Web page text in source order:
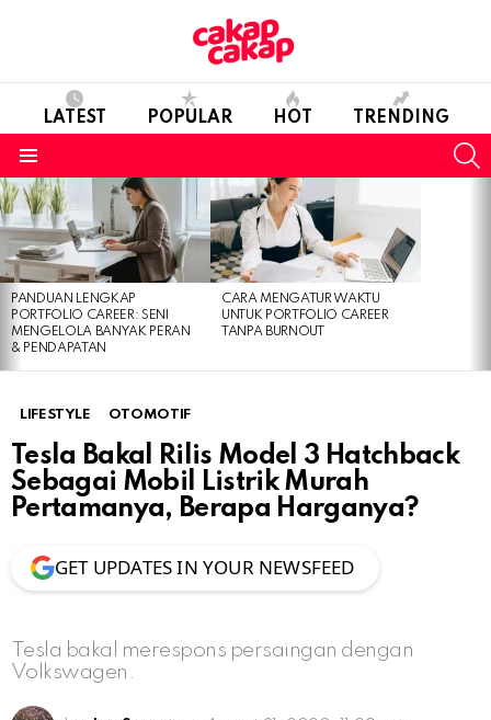
LATEST POPULAR HOT TRENDING
LATEST
STORIES
PANDUAN LENGKAP
PORTFOLIO CAREER: SENI
MENGELOLA BANYAK PERAN
& PENDAPATAN
CARA MENGATUR WAKTU
UNTUK PORTFOLIO CAREER
TANPA BURNOUT
LIFESTYLE OTOMOTIF
Tesla Bakal Rilis Model 3 Hatchback
Sebagai Mobil Listrik Murah
Pertamanya, Berapa Harganya?
GET UPDATES IN YOUR NEWSFEED
Tesla bakal merespons persaingan dengan
Volkswagen.